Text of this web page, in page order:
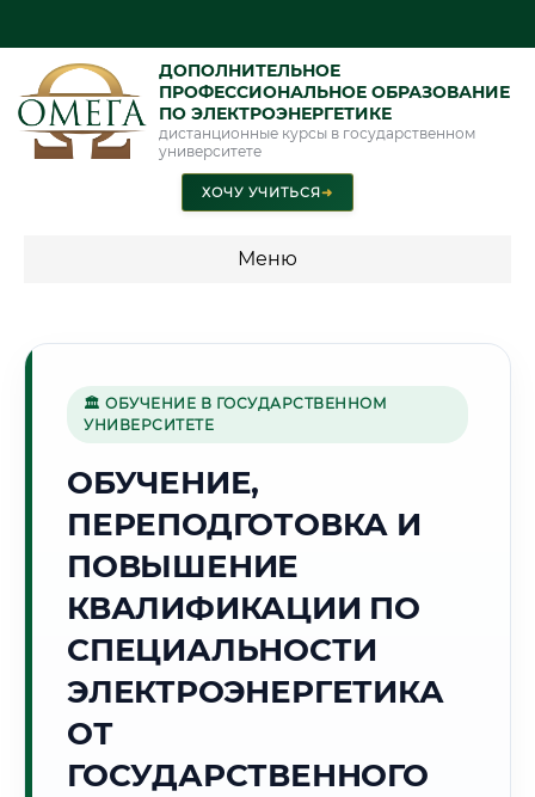
ДОПОЛНИТЕЛЬНОЕ
ПРОФЕССИОНАЛЬНОЕ ОБРАЗОВАНИЕ
ПО ЭЛЕКТРОЭНЕРГЕТИКЕ
дистанционные курсы в государственном
университете
ХОЧУ УЧИТЬСЯ➜
Меню
🌸
Г. ЧИМКЕНТ
Точное местное время:
22:42:57
Четверг, 6 Августа
2026 г.
🌅 Восход: --:-- 🌇 Закат:
--:--
📍 Региональная справка
🏛 ОБУЧЕНИЕ В ГОСУДАРСТВЕННОМ
УНИВЕРСИТЕТЕ
ОБУЧЕНИЕ,
ПЕРЕПОДГОТОВКА И
ПОВЫШЕНИЕ
КВАЛИФИКАЦИИ ПО
СПЕЦИАЛЬНОСТИ
ЭЛЕКТРОЭНЕРГЕТИКА
ОТ
ГОСУДАРСТВЕННОГО